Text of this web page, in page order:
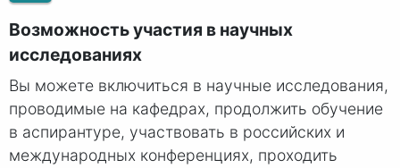
Возможность участия в научных
исследованиях
Вы можете включиться в научные исследования,
проводимые на кафедрах, продолжить обучение
в аспирантуре, участвовать в российских и
международных конференциях, проходить